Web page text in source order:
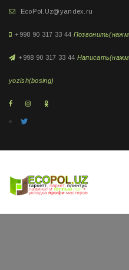
EcoPol.Uz@yandex.ru
+998 90 317 33 44
+998 90 317 33 44
yozish(bosing)